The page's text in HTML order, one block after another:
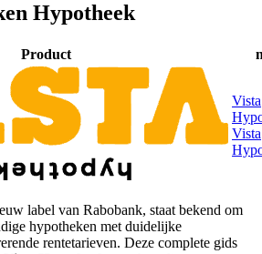
Hypotheek
Product
Vista
Vista
label van Rabobank, staat bekend om
hypotheken met duidelijke
rentetarieven. Deze complete gids